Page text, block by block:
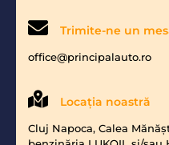
Trimite-ne un
office@principalauto.ro
Locaţia noastră
Cluj Napoca, Calea